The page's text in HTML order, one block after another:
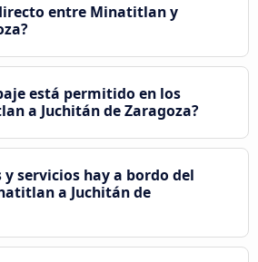
entre Minatitlan y
está permitido en los
a Juchitán de Zaragoza?
y servicios hay a bordo del
a Juchitán de